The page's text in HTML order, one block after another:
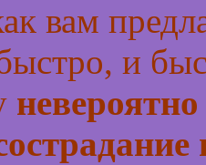
вам
и